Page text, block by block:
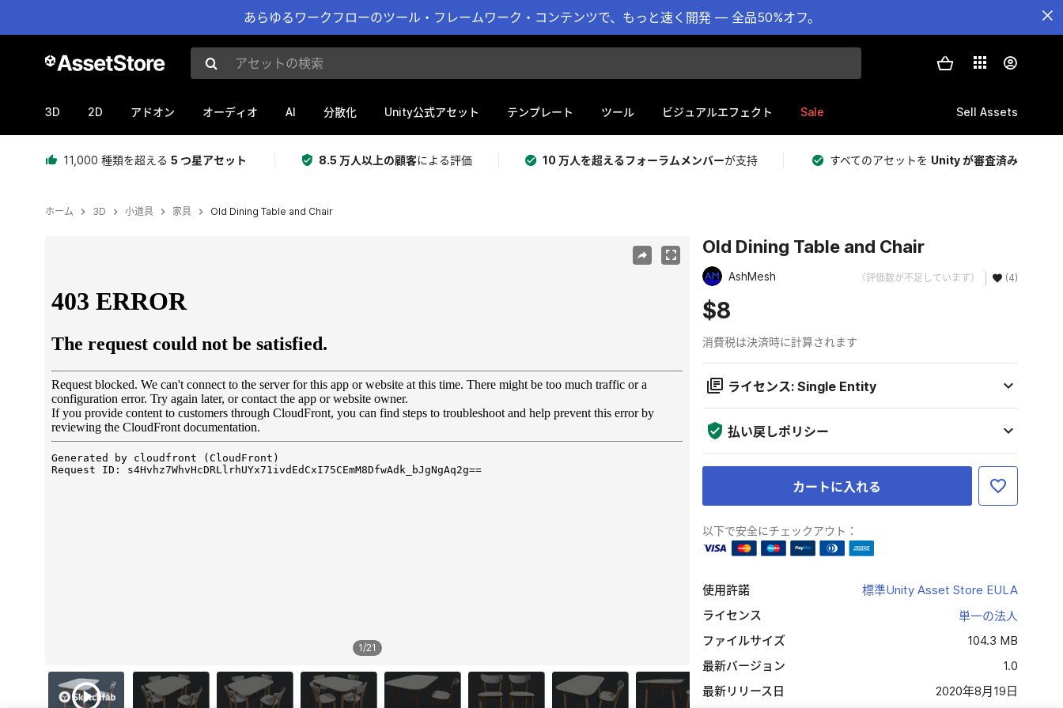
あらゆるワークフローのツール・フレームワーク・コンテンツで、もっと速く開発 — 全品50%オフ。
アセットの検索
3D 2D アドオン オーディオ AI 分散化 Unity公式アセット テンプレート ツール ビジュアルエフェクト Sale Sell Assets
11,000 種類を超える 5 つ星アセット 8.5 万人以上の顧客による評価 10 万人を超えるフォーラムメンバーが支持 すべてのアセットを Unity が審査済み
ホーム 3D 小道具 家具 Old Dining Table and Chair
1/21
Old Dining Table and Chair
AshMesh （評価数が不足しています） (4)
$8
消費税は決済時に計算されます
ライセンス: Single Entity
払い戻しポリシー
カートに入れる
以下で安全にチェックアウト：
使用許諾
標準Unity Asset Store EULA
ライセンス
単一の法人
ファイルサイズ
104.3 MB
最新バージョン
1.0
最新リリース日
2020年8月19日